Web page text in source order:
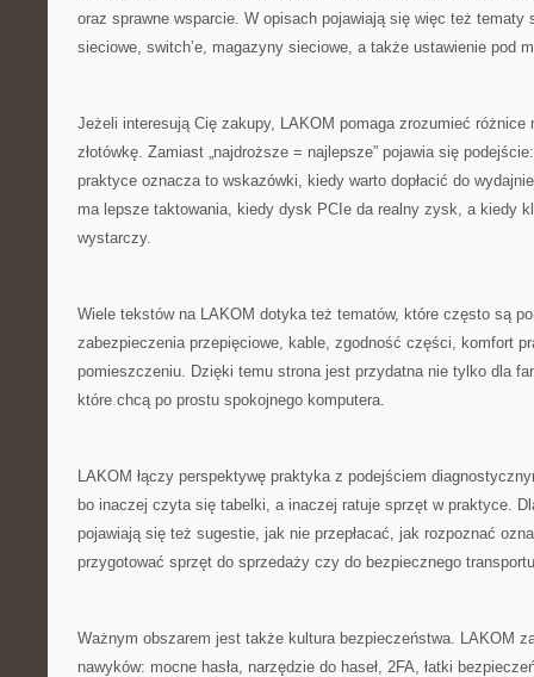
oraz sprawne wsparcie. W opisach pojawiają się więc też tematy
sieciowe, switch’e, magazyny sieciowe, a także ustawienie pod
Jeżeli interesują Cię zakupy, LAKOM pomaga zrozumieć różnice
złotówkę. Zamiast „najdroższe = najlepsze” pojawia się
praktyce oznacza to wskazówki, kiedy warto dopłacić do
ma lepsze taktowania, kiedy dysk PCIe da realny zysk, a kiedy
wystarczy.
Wiele tekstów na LAKOM dotyka też tematów, które często są
zabezpieczenia przepięciowe, kable, zgodność części, komfort
pomieszczeniu. Dzięki temu strona jest przydatna nie tylko dla
które chcą po prostu spokojnego komputera.
LAKOM łączy perspektywę praktyka z podejściem
bo inaczej czyta się tabelki, a inaczej ratuje sprzęt w praktyce.
pojawiają się też sugestie, jak nie przepłacać, jak rozpoznać
przygotować sprzęt do sprzedaży czy do bezpiecznego
Ważnym obszarem jest także kultura bezpieczeństwa. LAKOM
nawyków: mocne hasła, narzędzie do haseł, 2FA, łatki